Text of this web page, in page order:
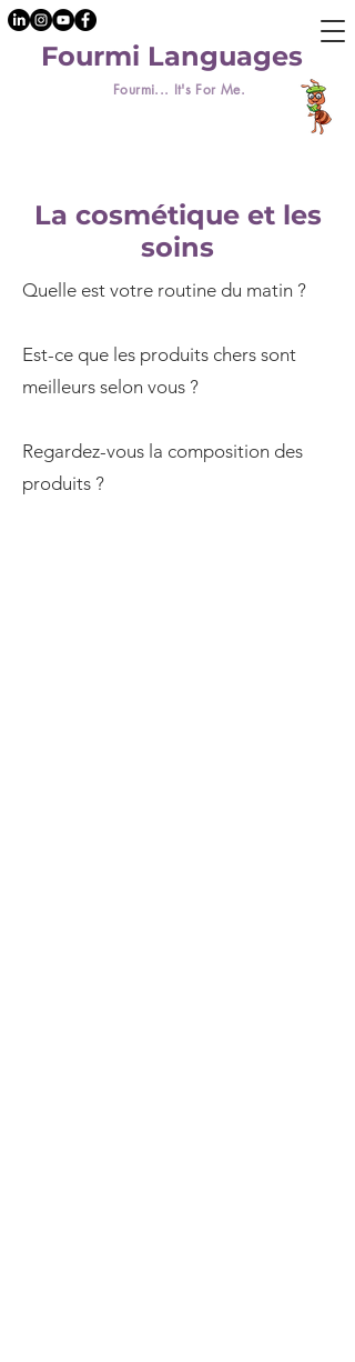
Fourmi... It's For Me.
Fourmi Languages
La cosmétique et les
soins
Quelle est votre routine du matin ?
Est-ce que les produits chers sont
meilleurs selon vous ?
Regardez-vous la composition des
produits ?